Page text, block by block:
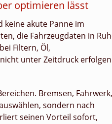
optimieren lässt
akute Panne im
die Fahrzeugdaten in
Filtern, Öl,
unter Zeitdruck erfolgen
Bremsen, Fahrwerk,
sondern nach
seinen Vorteil sofort,